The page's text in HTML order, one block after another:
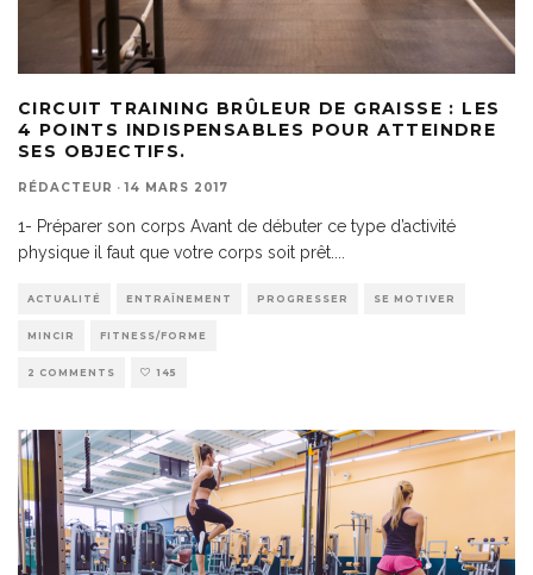
CIRCUIT TRAINING BRÛLEUR DE GRAISSE : LES
4 POINTS INDISPENSABLES POUR ATTEINDRE
SES OBJECTIFS.
RÉDACTEUR · 14 MARS 2017
1- Préparer son corps Avant de débuter ce type d’activité
physique il faut que votre corps soit prêt.
ACTUALITÉ ENTRAÎNEMENT PROGRESSER SE MOTIVER
MINCIR FITNESS/FORME
2 COMMENTS 145